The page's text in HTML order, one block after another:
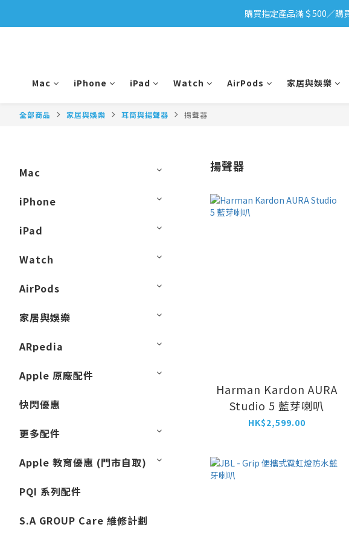
購買指定產品滿＄500／購
Mac iPhone iPad Watch AirPods 家居與娛樂
全部商品 家居與娛樂 耳筒與揚聲器 揚聲器
Mac
iPhone
iPad
Watch
AirPods
家居與娛樂
ARpedia
Apple 原廠配件
快閃優惠
更多配件
Apple 教育優惠 (門市自取)
PQI 系列配件
S.A GROUP Care 維修計劃
揚聲器
Harman Kardon AURA
Studio 5 藍芽喇叭
HK$2,599.00